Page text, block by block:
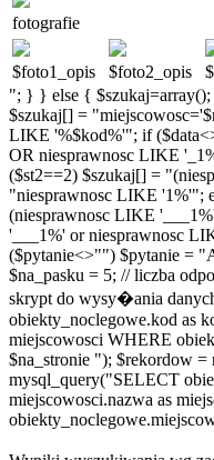
fotografie
$foto1_opis $foto2_opis
"; } } else {
$szukaj[] =
LIKE '%$kod%'"; if
OR niesprawnosc LIKE
($st2==2) $szukaj[] =
"niesprawnosc LIKE '1%'";
(niesprawnosc LIKE
'___1%' or niesprawnosc
($pytanie<>"") $pytanie =
$na_pasku = 5; // liczba
skrypt do wysy�ania
obiekty_noclegowe.kod as
miejscowosci WHERE
$na_stronie "); $rekordow
mysql_query("SELECT
miejscowosci.nazwa as